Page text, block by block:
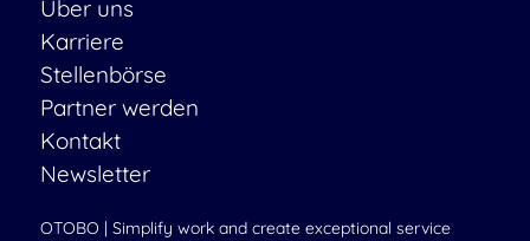
Über uns
Karriere
Stellenbörse
Partner werden
Kontakt
Newsletter
OTOBO | Simplify work and create exceptional service